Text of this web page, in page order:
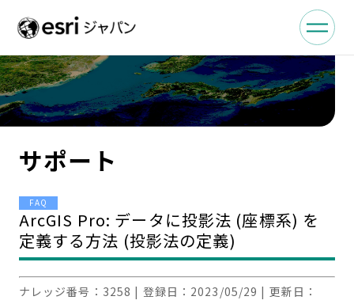
サポート
FAQ
ArcGIS Pro: データに投影法 (座標系) を
定義する方法 (投影法の定義)
ナレッジ番号： 3258 | 登録日： 2023/05/29 | 更新日：